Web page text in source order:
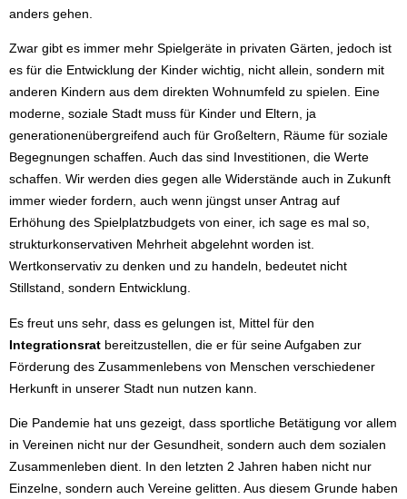
anders gehen.
Zwar gibt es immer mehr Spielgeräte in privaten Gärten, jedoch ist
es für die Entwicklung der Kinder wichtig, nicht allein, sondern mit
anderen Kindern aus dem direkten Wohnumfeld zu spielen. Eine
moderne, soziale Stadt muss für Kinder und Eltern, ja
generationenübergreifend auch für Großeltern, Räume für soziale
Begegnungen schaffen. Auch das sind Investitionen, die Werte
schaffen. Wir werden dies gegen alle Widerstände auch in Zukunft
immer wieder fordern, auch wenn jüngst unser Antrag auf
Erhöhung des Spielplatzbudgets von einer, ich sage es mal so,
strukturkonservativen Mehrheit abgelehnt worden ist.
Wertkonservativ zu denken und zu handeln, bedeutet nicht
Stillstand, sondern Entwicklung.
Es freut uns sehr, dass es gelungen ist, Mittel für den
Integrationsrat bereitzustellen, die er für seine Aufgaben zur
Förderung des Zusammenlebens von Menschen verschiedener
Herkunft in unserer Stadt nun nutzen kann.
Die Pandemie hat uns gezeigt, dass sportliche Betätigung vor allem
in Vereinen nicht nur der Gesundheit, sondern auch dem sozialen
Zusammenleben dient. In den letzten 2 Jahren haben nicht nur
Einzelne, sondern auch Vereine gelitten. Aus diesem Grunde haben